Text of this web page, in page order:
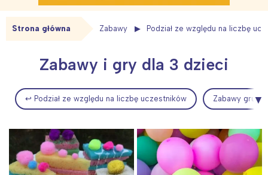
Strona główna Zabawy Podział ze względu na liczbę
Zabawy i gry dla 3 dzieci
↩ Podział ze względu na liczbę uczestników Zabawy